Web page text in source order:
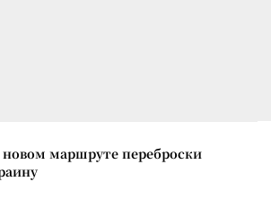
новом маршруте переброски